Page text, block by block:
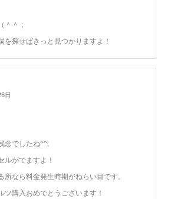
＾＾；
を探せばきっと見つかりますよ！
日
念でしたね^^;
ルがでますよ！
所なら料金発生時期がねらい目です。
ツ購入おめでとうございます！